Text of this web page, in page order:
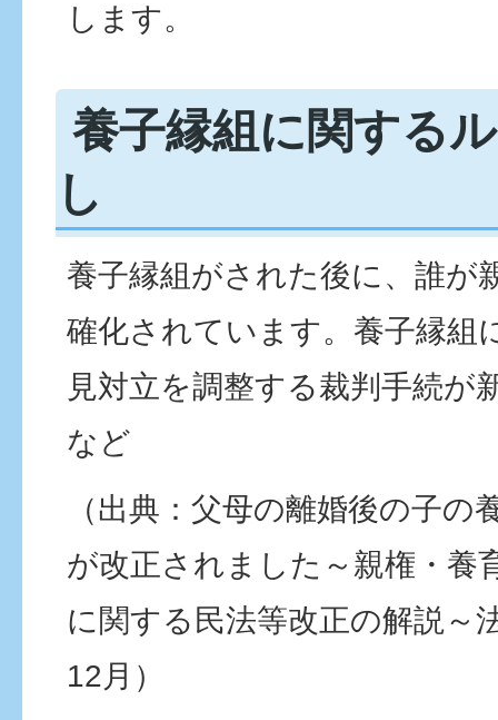
します。
養子縁組に関する
し
養子縁組がされた後に、誰が
確化されています。養子縁組
見対立を調整する裁判手続が
など
（出典：父母の離婚後の子の
が改正されました～親権・養
に関する民法等改正の解説～
12月）